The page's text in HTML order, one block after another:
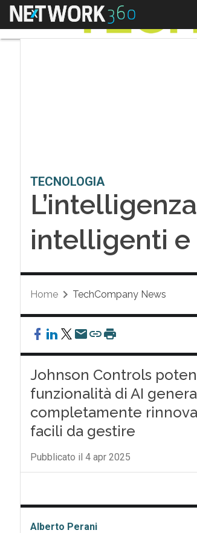
Menu
TECNOLOGIA
intelligenti e
Home TechCompany News
Johnson Controls
funzionalità di AI
completamente
facili da gestire
Pubblicato il 4 apr 2025
Alberto Perani